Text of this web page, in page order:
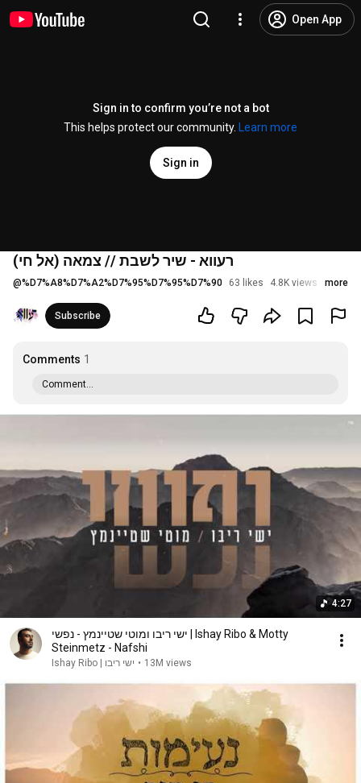
Open App
Sign in to confirm you’re not a bot
This helps protect our community.
Learn more
Sign in
רעווא - שיר לשבת // צמאה (אל חי)
@%D7%A8%D7%A2%D7%95%D7%95%D7%90 63 likes 4.8K views 3 years
more
Subscribe
Comments 1
Comment...
4:27
ישי ריבו ומוטי שטיינמץ - נפשי | Ishay Ribo & Motty
Steinmetz - Nafshi
ישי ריבו | Ishay Ribo • 13M views